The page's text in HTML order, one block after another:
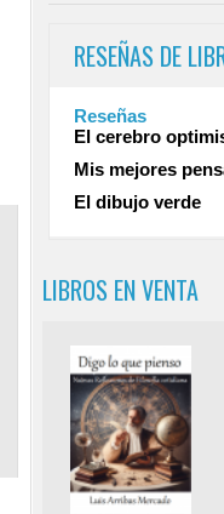
RESEÑAS DE
Reseñas
El cerebro
Mis mejores
El dibujo verde
LIBROS EN VENTA